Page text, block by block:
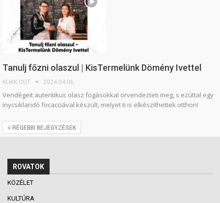
Tanulj főzni olaszul | KisTermelünk Dömény Ivettel
KLIKK OUT 2024.04.06.
Vendégeit autentikus olasz fogásokkal örvendezteti meg, s ezúttal egy
ínycsiklandó focacciával készült, melyet ti is elkészíthettek otthon!
RÉGEBBI BEJEGYZÉSEK
ROVATOK
KÖZÉLET
KULTÚRA